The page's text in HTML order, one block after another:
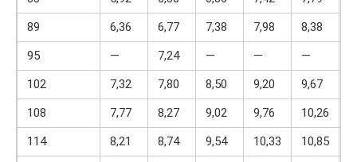
89
6,36 6,77 7,38 7,98 8,38
95
— 7,24 — — —
102
7,32 7,80 8,50 9,20 9,67
108
7,77 8,27 9,02 9,76 10,26
114
8,21 8,74 9,54 10,33 10,85